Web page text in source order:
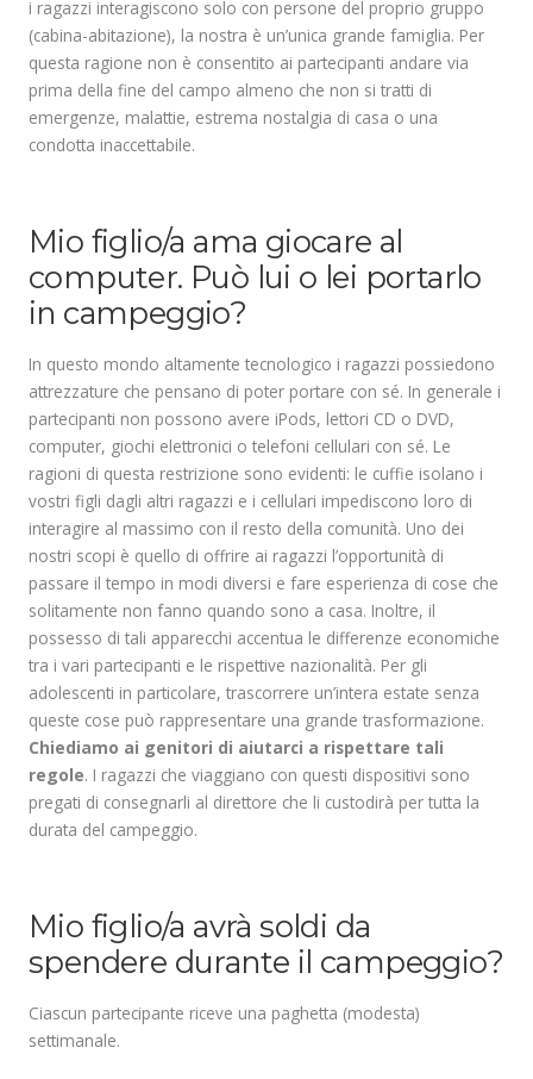
i ragazzi interagiscono solo con persone del proprio gruppo
(cabina-abitazione), la nostra è un’unica grande famiglia. Per
questa ragione non è consentito ai partecipanti andare via
prima della fine del campo almeno che non si tratti di
emergenze, malattie, estrema nostalgia di casa o una
condotta inaccettabile.
Mio figlio/a ama giocare al
computer. Può lui o lei portarlo
in campeggio?
In questo mondo altamente tecnologico i ragazzi possiedono
attrezzature che pensano di poter portare con sé. In generale i
partecipanti non possono avere iPods, lettori CD o DVD,
computer, giochi elettronici o telefoni cellulari con sé. Le
ragioni di questa restrizione sono evidenti: le cuffie isolano i
vostri figli dagli altri ragazzi e i cellulari impediscono loro di
interagire al massimo con il resto della comunità. Uno dei
nostri scopi è quello di offrire ai ragazzi l’opportunità di
passare il tempo in modi diversi e fare esperienza di cose che
solitamente non fanno quando sono a casa. Inoltre, il
possesso di tali apparecchi accentua le differenze economiche
tra i vari partecipanti e le rispettive nazionalità. Per gli
adolescenti in particolare, trascorrere un’intera estate senza
queste cose può rappresentare una grande trasformazione.
Chiediamo ai genitori di aiutarci a rispettare tali
regole. I ragazzi che viaggiano con questi dispositivi sono
pregati di consegnarli al direttore che li custodirà per tutta la
durata del campeggio.
Mio figlio/a avrà soldi da
spendere durante il campeggio?
Ciascun partecipante riceve una paghetta (modesta)
settimanale.